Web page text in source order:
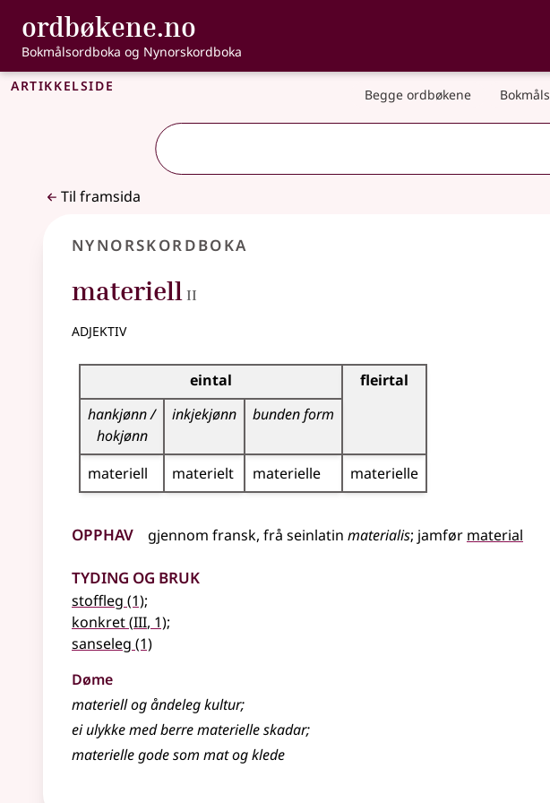
Gå til hovudinnhald
Tilgjenge
ordbøkene.no , Bokmålsordboka og
Bokmålsordboka og Nynorskordboka
Artikkelside Begge ordbøkene
Til framsida
Nynorskordboka
materiell II
adjektiv
Bøyningstabell for dette adjektivet
eintal
fleirtal
hankjønn /
hokjønn
inkjekjønn bunden form
materiell materielt materielle materielle
Opphav gjennom fransk, frå seinlatin materialis; jamfør material
Tyding og bruk
stoffleg (1);
konkret(3
III, 1);
sanseleg (1)
Døme
materiell og åndeleg kultur;
ei ulykke med berre materielle skadar;
materielle gode som mat og klede